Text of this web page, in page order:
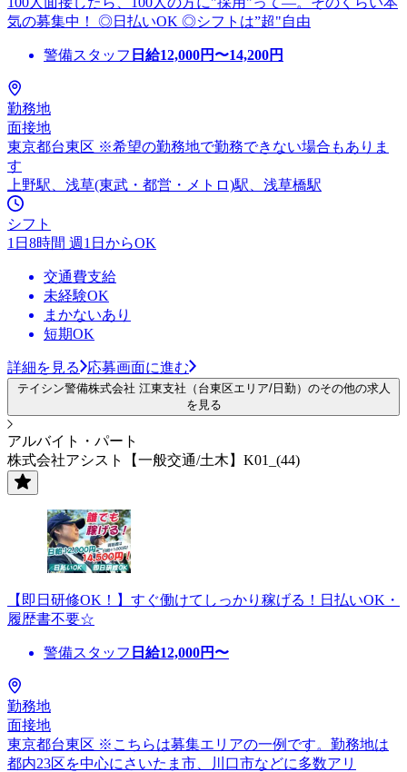
気の募集中！ ◎日払いOK ◎シフトは”超"自由
警備スタッフ 日給12,000円〜14,200円
勤務地
面接地
東京都台東区 ※希望の勤務地で勤務できない場合もありま
す
上野駅、浅草(東武・都営・メトロ)駅、浅草橋駅
シフト
1日8時間 週1日からOK
交通費支給
未経験OK
まかないあり
短期OK
詳細を見る 応募画面に進む
テイシン警備株式会社 江東支社（台東区エリア/日勤）のその他の求人
を見る
アルバイト・パート
株式会社アシスト【一般交通/土木】K01_(44)
【即日研修OK！】すぐ働けてしっかり稼げる！日払いOK・
履歴書不要☆
警備スタッフ 日給12,000円〜
勤務地
面接地
東京都台東区 ※こちらは募集エリアの一例です。勤務地は
都内23区を中心にさいたま市、川口市などに多数アリ